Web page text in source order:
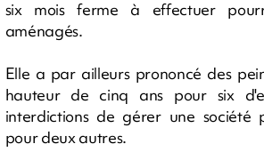
six mois ferme à effectuer
aménagés.
Elle a par ailleurs prononcé des
hauteur de cinq ans pour six
interdictions de gérer une société
pour deux autres.